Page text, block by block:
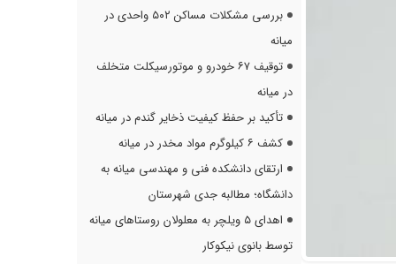
بررسی مشکلات مساکن ۵۰۲ واحدی در
میانه
توقیف ۶۷ خودرو و موتورسیکلت متخلف
در میانه
تأکید بر حفظ کیفیت ذخایر گندم در میانه
کشف ۶ کیلوگرم مواد مخدر در میانه
ارتقای دانشکده فنی و مهندسی میانه به
دانشگاه؛ مطالبه جدی شهرستان
اهدای ۵ ویلچر به معلولان روستاهای میانه
توسط بانوی نیکوکار